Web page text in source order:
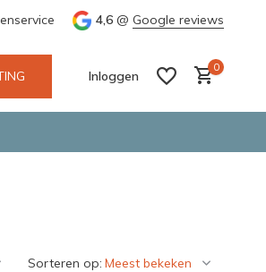
o.a. Fietskoerier en GLS. Wij
4,6 @ Google reviews
Inloggen
0
Sorteren op: